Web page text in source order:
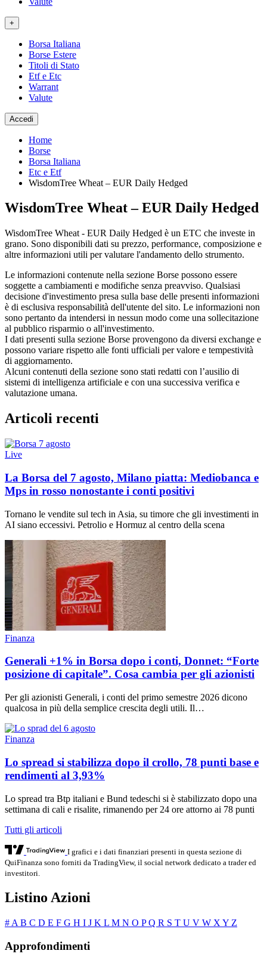
+
Borsa Italiana
Borse Estere
Titoli di Stato
Etf e Etc
Warrant
Valute
Accedi
Home
Borse
Borsa Italiana
Etc e Etf
WisdomTree Wheat – EUR Daily Hedged
WisdomTree Wheat – EUR Daily Hedged
WisdomTree Wheat - EUR Daily Hedged è un ETC che investe in
grano. Sono disponibili dati su prezzo, performance, composizione e
altre informazioni utili per valutare l'andamento dello strumento.
Le informazioni contenute nella sezione Borse possono essere
soggette a cambiamenti e modifiche senza preavviso. Qualsiasi
decisione d'investimento presa sulla base delle presenti informazioni
è di esclusiva responsabilità dell'utente del sito. Le informazioni non
sono pertanto da intendersi in nessun modo come una sollecitazione
al pubblico risparmio o all'investimento.
I dati presenti sulla sezione Borse provengono da diversi exchange e
possono variare rispetto alle fonti ufficiali per valore e tempestività
di aggiornamento.
Alcuni contenuti della sezione sono stati redatti con l’ausilio di
sistemi di intelligenza artificiale e con una successiva verifica e
valutazione umana.
Articoli recenti
Live
La Borsa del 7 agosto, Milano piatta: Mediobanca e
Mps in rosso nonostante i conti positivi
Tornano le vendite sul tech in Asia, su timore che gli investimenti in
AI siano eccessivi. Petrolio e Hormuz al centro della scena
Finanza
Generali +1% in Borsa dopo i conti, Donnet: “Forte
posizione di capitale”. Cosa cambia per gli azionisti
Per gli azionisti Generali, i conti del primo semestre 2026 dicono
qualcosa in più della semplice crescita degli utili. Il…
Finanza
Lo spread si stabilizza dopo il crollo, 78 punti base e
rendimenti al 3,93%
Lo spread tra Btp italiani e Bund tedeschi si è stabilizzato dopo una
settimana di cali e risalite, rimanendo per 24 ore attorno ai 78 punti
Tutti gli articoli
I grafici e i dati finanziari presenti in questa sezione di
QuiFinanza sono forniti da TradingView, il social network dedicato a trader ed
investitori.
Listino Azioni
# A B C D E F G H I J K L M N O PQ R S T U V W X Y Z
Approfondimenti